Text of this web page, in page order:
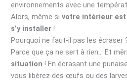
environnements avec une
Alors, même sivotre intérieur
s’y installer !
Pourquoi ne faut-il pas les écraser
Parce que ça ne sert à rien… Et
situation ! En écrasant une
vous libérez des œufs ou des